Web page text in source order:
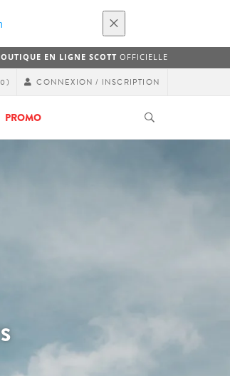
EN LIGNE SCOTTOFFICIELLE
CONNEXION / INSCRIPTION
PROMO